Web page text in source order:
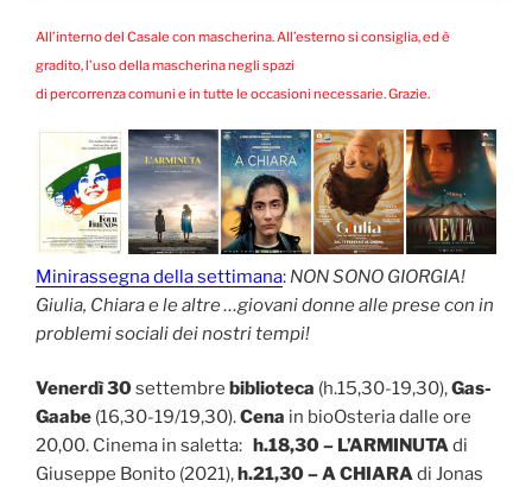
All’interno del Casale con mascherina. All’esterno si consiglia, ed è
gradito, l’uso della mascherina negli spazi
di percorrenza comuni e in tutte le occasioni necessarie. Grazie.
Minirassegna della settimana: NON SONO GIORGIA!
Giulia, Chiara e le altre …giovani donne alle prese con in
problemi sociali dei nostri tempi!
Venerdì 30settembre biblioteca (h.15,30-19,30),Gas-
Gaabe (16,30-19/19,30).Cena in bioOsteria dalle ore
20,00. Cinema in saletta: h.18,30 – L’ARMINUTAdi
Giuseppe Bonito (2021),h.21,30 – A CHIARAdi Jonas